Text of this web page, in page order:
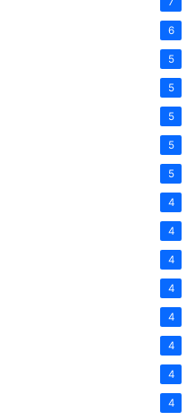
6
5
5
5
5
5
4
4
4
4
4
4
4
4